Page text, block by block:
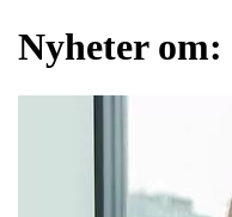
Nyheter om: